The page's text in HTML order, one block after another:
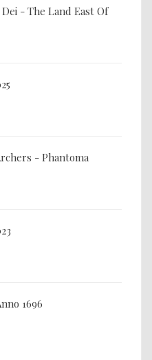
- The Land East Of
- Phantoma
1696